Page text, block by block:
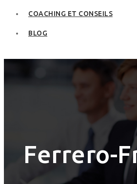
COACHING ET CONSEILS
BLOG
Ferrero-